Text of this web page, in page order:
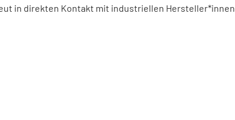
in direkten Kontakt mit industriellen Hersteller*innen.